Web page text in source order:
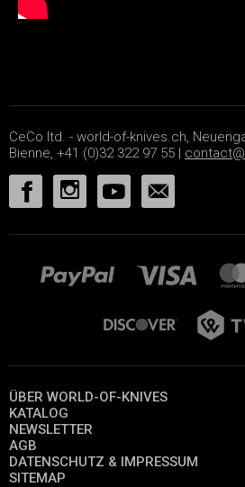
CeCo ltd. - world-of-knives.ch,
Bienne, +41 (0)32 322 97 55 |
ÜBER WORLD-OF-KNIVES
KATALOG
NEWSLETTER
AGB
DATENSCHUTZ & IMPRESSUM
SITEMAP